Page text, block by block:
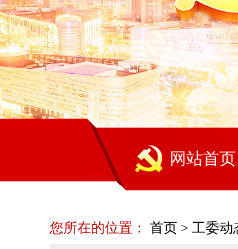
网站首页
您所在的位置： 首页 > 工委动